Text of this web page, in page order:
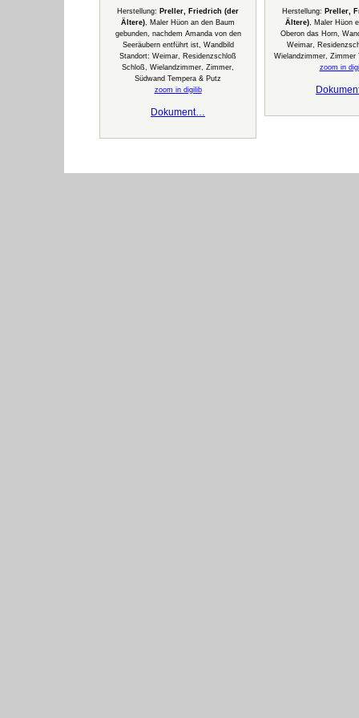
Herstellung: Preller, Friedrich (der
Ältere) , Maler Hüon an den Baum
gebunden, nachdem Amanda von den
Seeräubern entführt ist, Wandbild
Standort: Weimar, Residenzschloß
Schloß, Wielandzimmer, Zimmer,
Südwand Tempera & Putz
zoom in digilib
Dokument…
Herstellung: Preller,
Ältere) , Maler Hüon
Oberon das Horn,
Weimar,
Wielandzimmer, Zimmer
zoom in